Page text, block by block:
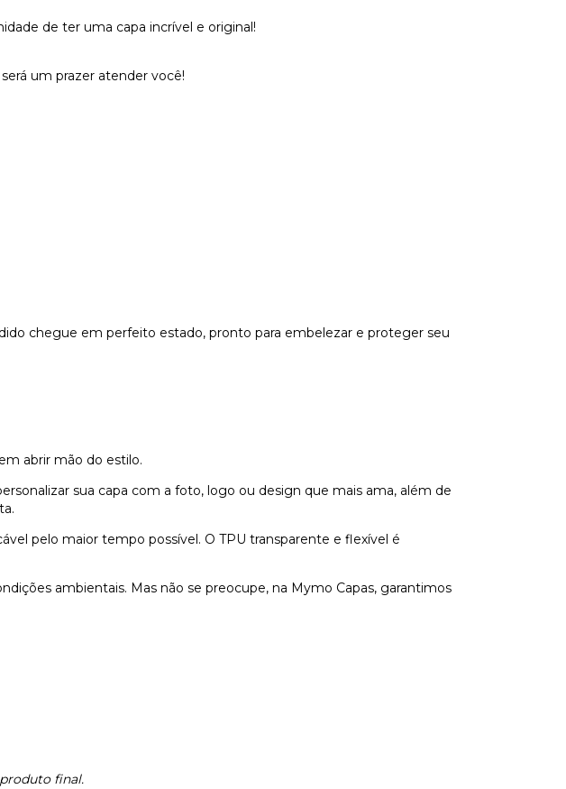
de ter uma capa incrível e original!
um prazer atender você!
chegue em perfeito estado, pronto para embelezar e proteger seu
abrir mão do estilo.
sua capa com a foto, logo ou design que mais ama, além de
pelo maior tempo possível. O TPU transparente e flexível é
ambientais. Mas não se preocupe, na Mymo Capas, garantimos
final.